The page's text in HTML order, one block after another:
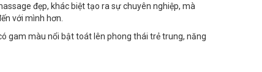
đẹp, khác biệt tạo ra sự chuyên nghiệp, mà
với mình hơn.
gam màu nổi bật toát lên phong thái trẻ trung, năng